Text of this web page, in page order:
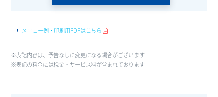
メニュー例・印刷用PDFはこちら
※表記内容は、予告なしに変更になる場合がございます
※表記の料金には税金・サービス料が含まれております